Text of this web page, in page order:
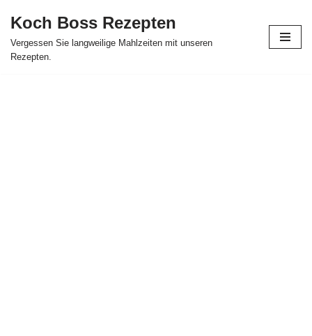
Skip
to
Koch Boss Rezepten
Vergessen Sie langweilige Mahlzeiten mit unseren
Rezepten.